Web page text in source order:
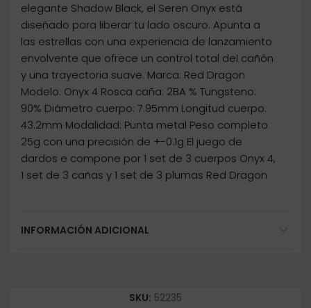
elegante Shadow Black, el Seren Onyx está
diseñado para liberar tu lado oscuro. Apunta a
las estrellas con una experiencia de lanzamiento
envolvente que ofrece un control total del cañón
y una trayectoria suave. Marca: Red Dragon
Modelo: Onyx 4 Rosca caña: 2BA % Tungsteno:
90% Diámetro cuerpo: 7.95mm Longitud cuerpo:
43.2mm Modalidad: Punta metal Peso completo
25g con una precisión de +-0.1g El juego de
dardos e compone por 1 set de 3 cuerpos Onyx 4,
1 set de 3 cañas y 1 set de 3 plumas Red Dragon
INFORMACIÓN ADICIONAL
SKU: 52235